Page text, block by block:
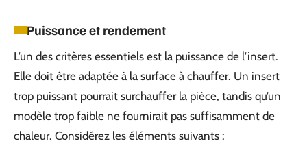
Puissance et rendement
L’un des critères essentiels est la puissance de l’insert.
Elle doit être adaptée à la surface à chauffer. Un insert
trop puissant pourrait surchauffer la pièce, tandis qu’un
modèle trop faible ne fournirait pas suffisamment de
chaleur. Considérez les éléments suivants :